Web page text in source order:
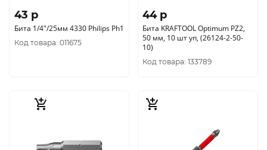
43 p
Бита 1/4"/25мм 4330 Philips Ph1
Код товара: 011675
44 p
Бита KRAFTOOL Optimum PZ2,
50 мм, 10 шт уп, (26124-2-50-
10)
Код товара: 133789